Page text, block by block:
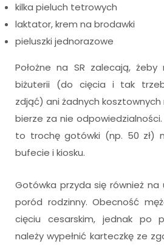
kilka pieluch tetrowych
laktator, krem na brodawki
pieluszki jednorazowe
Położne na SR zalecają,
biżuterii (do cięcia i tak
zdjąć) ani żadnych
bierze za nie
to trochę gotówki (np. 50 zł)
bufecie i kiosku.
Gotówka przyda się również na
poród rodzinny. Obecność
cięciu cesarskim, jednak po
należy wypełnić karteczkę ze